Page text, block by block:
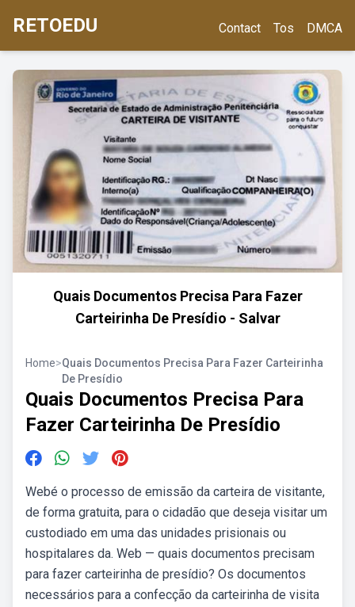
RETOEDU Contact Tos DMCA
Quais Documentos Precisa Para Fazer
Carteirinha De Presídio - Salvar
Home>Quais Documentos Precisa Para Fazer Carteirinha
De Presídio
Quais Documentos Precisa Para
Fazer Carteirinha De Presídio
Webé o processo de emissão da carteira de visitante,
de forma gratuita, para o cidadão que deseja visitar um
custodiado em uma das unidades prisionais ou
hospitalares da. Web — quais documentos precisam
para fazer carteirinha de presídio? Os documentos
necessários para a confecção da carteirinha de visita